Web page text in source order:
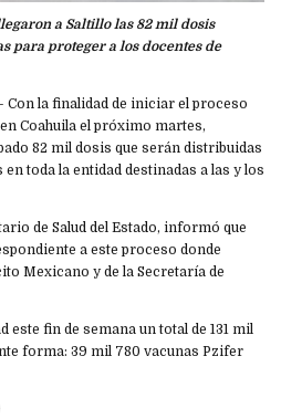
a Saltillo las 82 mil dosis
para proteger a los docentes de
Con la finalidad de iniciar el proceso
Coahuila el próximo martes,
82 mil dosis que serán distribuidas
toda la entidad destinadas a las y los
de Salud del Estado, informó que
a este proceso donde
Mexicano y de la Secretaría de
este fin de semana un total de 131 mil
forma: 39 mil 780 vacunas Pzifer